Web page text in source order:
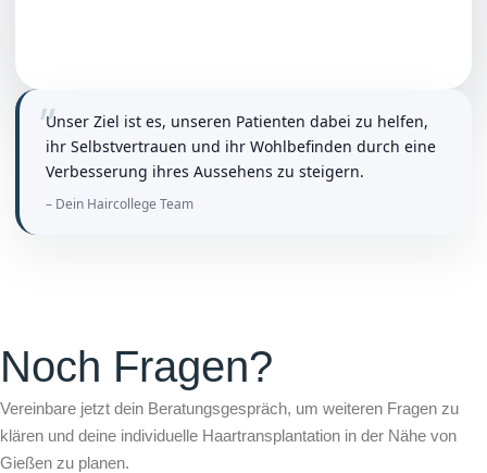
„Unser Ziel ist es, unseren Patienten dabei zu helfen,
ihr Selbstvertrauen und ihr Wohlbefinden durch eine
Verbesserung ihres Aussehens zu steigern.
– Dein Haircollege Team
Noch Fragen?
Vereinbare jetzt dein Beratungsgespräch, um weiteren Fragen zu
klären und deine individuelle Haartransplantation in der Nähe von
Gießen zu planen.